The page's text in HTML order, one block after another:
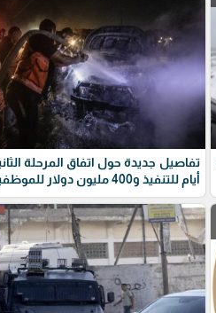
أيام للتنفيذ و400 مليون دولار للموظفين